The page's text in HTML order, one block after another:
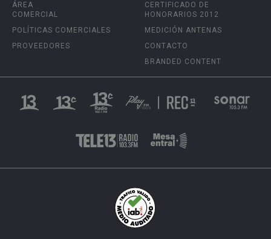
ÁREA
COMERCIAL
POLÍTICAS COMERCIALES
PROVEEDORES
CERTIFICADO DE
HONORARIOS 2012
MEDICIÓN ANTENAS
CONTACTO
BRANDED CONTENT